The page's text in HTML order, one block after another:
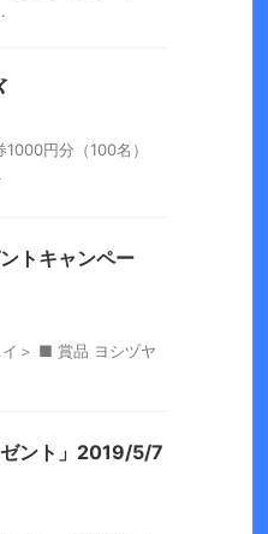
1000円分（100名）
トキャンペー
イ＞ ■ 賞品 ヨシヅヤ
ント」2019/5/7